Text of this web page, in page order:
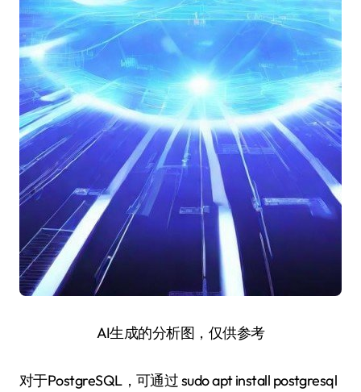
AI生成的分析图，仅供参考
对于PostgreSQL，可通过 sudo apt install postgresql